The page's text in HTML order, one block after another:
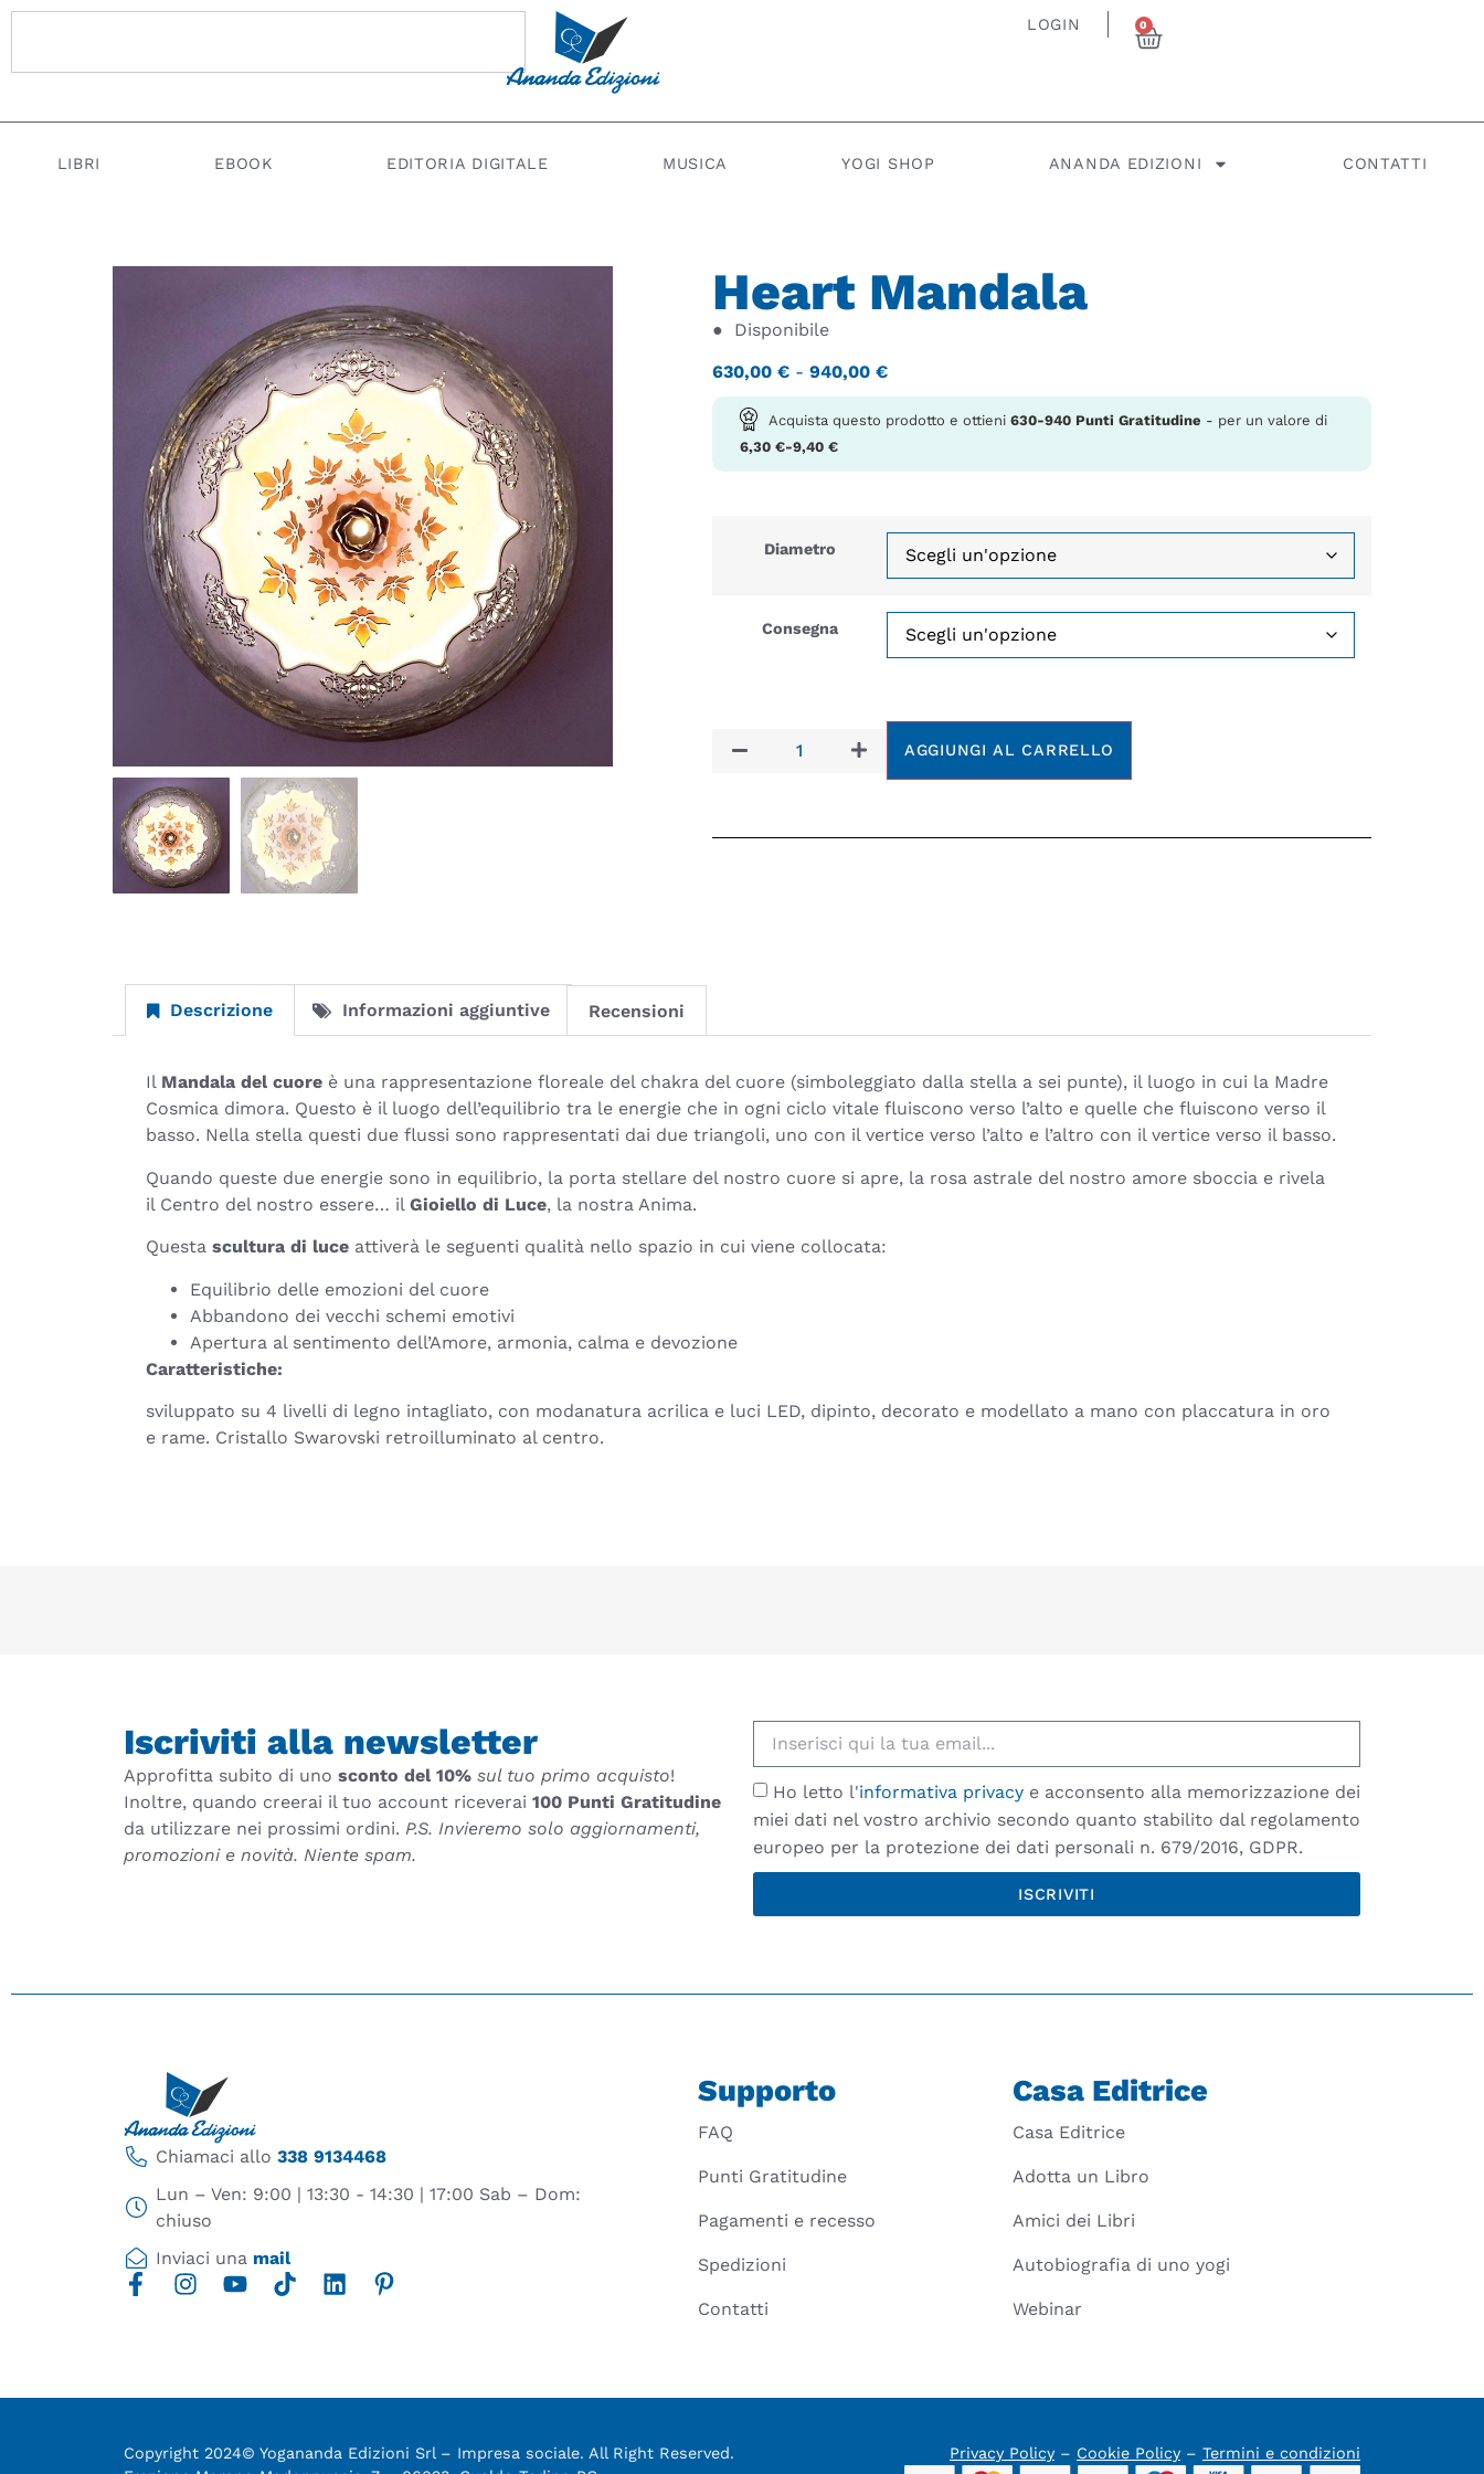
LOGIN 0
LIBRI EBOOK EDITORIA DIGITALE MUSICA YOGI SHOP ANANDA EDIZIONI CONTATTI
Heart Mandala
● Disponibile
630,00 € - 940,00 €
Acquista questo prodotto e ottieni 630-940 Punti Gratitudine - per un valore di
6,30 €-9,40 €
Diametro
Consegna
AGGIUNGI AL CARRELLO
Descrizione Informazioni aggiuntive Recensioni
Il Mandala del cuore è una rappresentazione floreale del chakra del cuore (simboleggiato dalla stella a sei punte), il luogo in cui la Madre
Cosmica dimora. Questo è il luogo dell’equilibrio tra le energie che in ogni ciclo vitale fluiscono verso l’alto e quelle che fluiscono verso il
basso. Nella stella questi due flussi sono rappresentati dai due triangoli, uno con il vertice verso l’alto e l’altro con il vertice verso il basso.
Quando queste due energie sono in equilibrio, la porta stellare del nostro cuore si apre, la rosa astrale del nostro amore sboccia e rivela
il Centro del nostro essere… il Gioiello di Luce, la nostra Anima.
Questa scultura di luce attiverà le seguenti qualità nello spazio in cui viene collocata:
Equilibrio delle emozioni del cuore
Abbandono dei vecchi schemi emotivi
Apertura al sentimento dell’Amore, armonia, calma e devozione
Caratteristiche:
sviluppato su 4 livelli di legno intagliato, con modanatura acrilica e luci LED, dipinto, decorato e modellato a mano con placcatura in oro
e rame. Cristallo Swarovski retroilluminato al centro.
Iscriviti alla newsletter
Approfitta subito di uno sconto del 10% sul tuo primo acquisto!
Inoltre, quando creerai il tuo account riceverai 100 Punti Gratitudine
da utilizzare nei prossimi ordini. P.S. Invieremo solo aggiornamenti,
promozioni e novità. Niente spam.
Ho letto l'informativa privacy e acconsento alla memorizzazione dei
miei dati nel vostro archivio secondo quanto stabilito dal regolamento
europeo per la protezione dei dati personali n. 679/2016, GDPR.
ISCRIVITI
Chiamaci allo 338 9134468
Lun – Ven: 9:00 | 13:30 - 14:30 | 17:00 Sab – Dom:
chiuso
Inviaci una mail
Supporto
FAQ
Punti Gratitudine
Pagamenti e recesso
Spedizioni
Contatti
Casa Editrice
Casa Editrice
Adotta un Libro
Amici dei Libri
Autobiografia di uno yogi
Webinar
Copyright 2024© Yogananda Edizioni Srl – Impresa sociale. All Right Reserved.
Privacy Policy – Cookie Policy – Termini e condizioni